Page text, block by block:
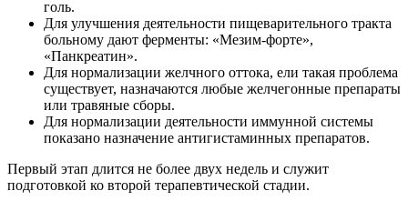
голь.
Для улучшения деятельности пищеварительного тракта
больному дают ферменты: «Мезим-форте»,
«Панкреатин».
Для нормализации желчного оттока, ели такая проблема
существует, назначаются любые желчегонные препараты
или травяные сборы.
Для нормализации деятельности иммунной системы
показано назначение антигистаминных препаратов.
Первый этап длится не более двух недель и служит
подготовкой ко второй терапевтической стадии.